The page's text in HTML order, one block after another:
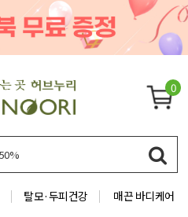
0
탈모·두피건강 매끈 바디케어